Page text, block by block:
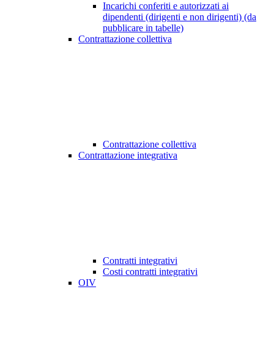
Incarichi conferiti e autorizzati ai
dipendenti (dirigenti e non dirigenti) (da
pubblicare in tabelle)
Contrattazione collettiva
Contrattazione collettiva
Contrattazione integrativa
Contratti integrativi
Costi contratti integrativi
OIV